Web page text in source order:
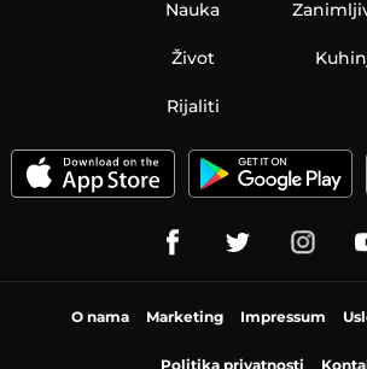
Nauka
Život
Rijaliti
O nama Marketing Impressum
Politika privatnosti